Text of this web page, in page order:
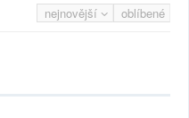
nejnovější oblíbené